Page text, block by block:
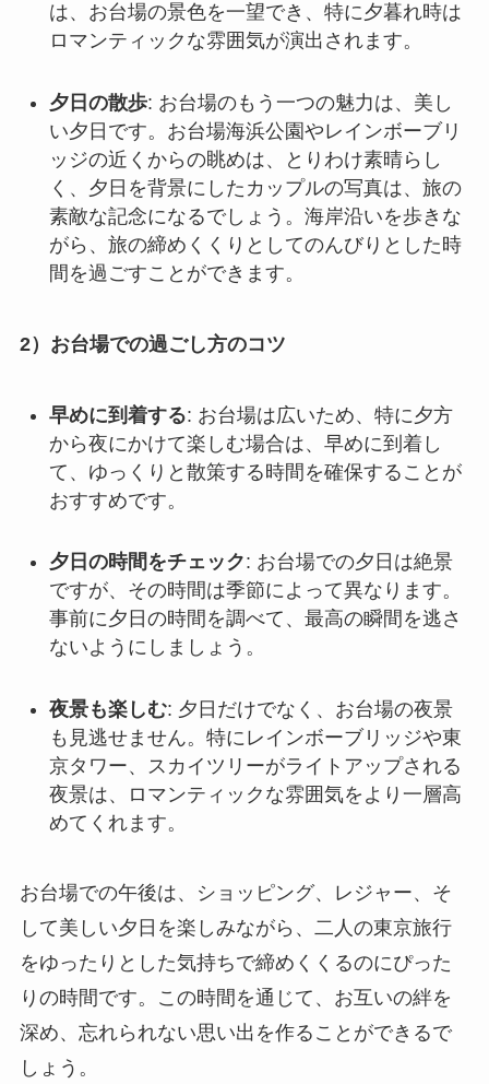
は、お台場の景色を一望でき、特に夕暮れ時は
ロマンティックな雰囲気が演出されます。
夕日の散歩: お台場のもう一つの魅力は、美し
い夕日です。お台場海浜公園やレインボーブリ
ッジの近くからの眺めは、とりわけ素晴らし
く、夕日を背景にしたカップルの写真は、旅の
素敵な記念になるでしょう。海岸沿いを歩きな
がら、旅の締めくくりとしてのんびりとした時
間を過ごすことができます。
2）お台場での過ごし方のコツ
早めに到着する: お台場は広いため、特に夕方
から夜にかけて楽しむ場合は、早めに到着し
て、ゆっくりと散策する時間を確保することが
おすすめです。
夕日の時間をチェック: お台場での夕日は絶景
ですが、その時間は季節によって異なります。
事前に夕日の時間を調べて、最高の瞬間を逃さ
ないようにしましょう。
夜景も楽しむ: 夕日だけでなく、お台場の夜景
も見逃せません。特にレインボーブリッジや東
京タワー、スカイツリーがライトアップされる
夜景は、ロマンティックな雰囲気をより一層高
めてくれます。
お台場での午後は、ショッピング、レジャー、そ
して美しい夕日を楽しみながら、二人の東京旅行
をゆったりとした気持ちで締めくくるのにぴった
りの時間です。この時間を通じて、お互いの絆を
深め、忘れられない思い出を作ることができるで
しょう。